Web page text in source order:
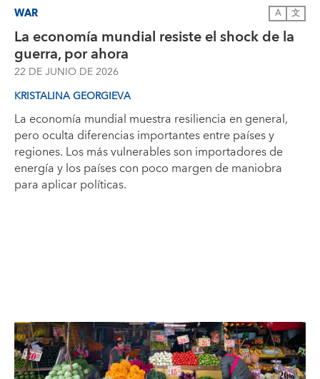
WAR A 文
La economía mundial resiste el shock de la
guerra, por ahora
22 DE JUNIO DE 2026
KRISTALINA GEORGIEVA
La economía mundial muestra resiliencia en general,
pero oculta diferencias importantes entre países y
regiones. Los más vulnerables son importadores de
energía y los países con poco margen de maniobra
para aplicar políticas.